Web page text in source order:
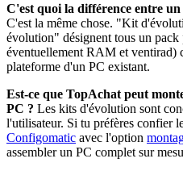
C'est quoi la différence entre
C'est la même chose. "Kit
évolution" désignent tous un pack
éventuellement RAM et ventirad)
plateforme d'un PC existant.
Est-ce que TopAchat peut
PC ? Les kits d'évolution sont
l'utilisateur. Si tu préfères confier
Configomatic avec l'option
assembler un PC complet sur